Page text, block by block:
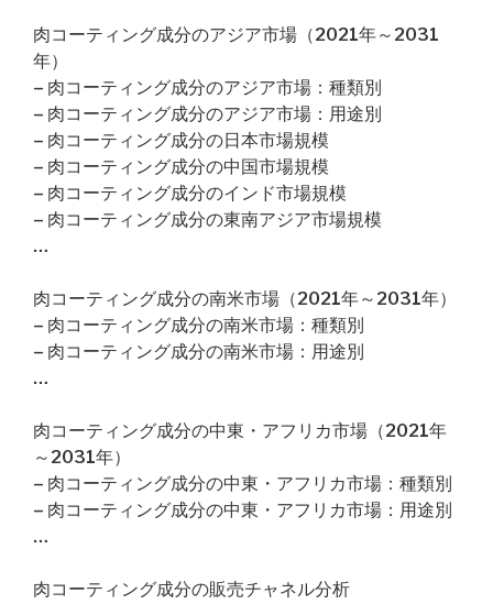
肉コーティング成分のアジア市場（2021年～2031
年）
– 肉コーティング成分のアジア市場：種類別
– 肉コーティング成分のアジア市場：用途別
– 肉コーティング成分の日本市場規模
– 肉コーティング成分の中国市場規模
– 肉コーティング成分のインド市場規模
– 肉コーティング成分の東南アジア市場規模
…
肉コーティング成分の南米市場（2021年～2031年）
– 肉コーティング成分の南米市場：種類別
– 肉コーティング成分の南米市場：用途別
…
肉コーティング成分の中東・アフリカ市場（2021年
～2031年）
– 肉コーティング成分の中東・アフリカ市場：種類別
– 肉コーティング成分の中東・アフリカ市場：用途別
…
肉コーティング成分の販売チャネル分析